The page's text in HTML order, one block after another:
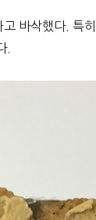
고 바삭했다. 특
.